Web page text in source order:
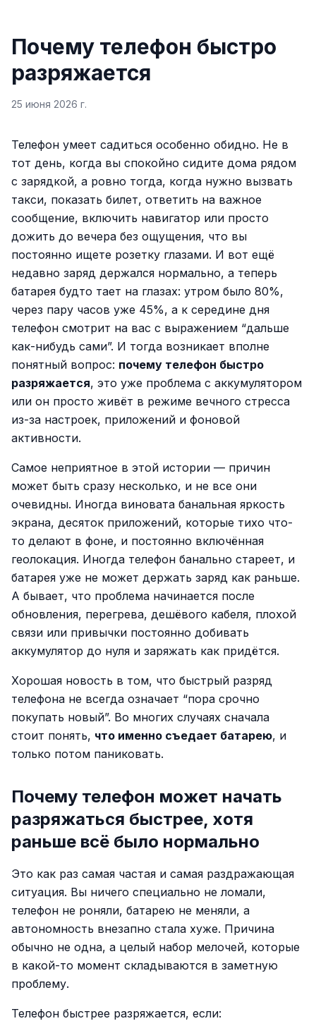
Почему телефон быстро
разряжается
25 июня 2026 г.
Телефон умеет садиться особенно обидно. Не в
тот день, когда вы спокойно сидите дома рядом
с зарядкой, а ровно тогда, когда нужно вызвать
такси, показать билет, ответить на важное
сообщение, включить навигатор или просто
дожить до вечера без ощущения, что вы
постоянно ищете розетку глазами. И вот ещё
недавно заряд держался нормально, а теперь
батарея будто тает на глазах: утром было 80%,
через пару часов уже 45%, а к середине дня
телефон смотрит на вас с выражением “дальше
как-нибудь сами”. И тогда возникает вполне
понятный вопрос: почему телефон быстро
разряжается, это уже проблема с аккумулятором
или он просто живёт в режиме вечного стресса
из-за настроек, приложений и фоновой
активности.
Самое неприятное в этой истории — причин
может быть сразу несколько, и не все они
очевидны. Иногда виновата банальная яркость
экрана, десяток приложений, которые тихо что-
то делают в фоне, и постоянно включённая
геолокация. Иногда телефон банально стареет, и
батарея уже не может держать заряд как раньше.
А бывает, что проблема начинается после
обновления, перегрева, дешёвого кабеля, плохой
связи или привычки постоянно добивать
аккумулятор до нуля и заряжать как придётся.
Хорошая новость в том, что быстрый разряд
телефона не всегда означает “пора срочно
покупать новый”. Во многих случаях сначала
стоит понять, что именно съедает батарею, и
только потом паниковать.
Почему телефон может начать
разряжаться быстрее, хотя
раньше всё было нормально
Это как раз самая частая и самая раздражающая
ситуация. Вы ничего специально не ломали,
телефон не роняли, батарею не меняли, а
автономность внезапно стала хуже. Причина
обычно не одна, а целый набор мелочей, которые
в какой-то момент складываются в заметную
проблему.
Телефон быстрее разряжается, если: